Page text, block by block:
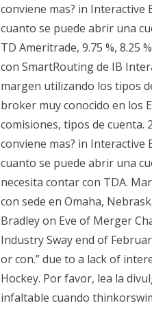
conviene mas? in Interactive
cuanto se puede abrir una
TD Ameritrade, 9.75 %, 8.25
con SmartRouting de IB
margen utilizando los tipos
broker muy conocido en los
comisiones, tipos de cuenta.
conviene mas? in Interactive
cuanto se puede abrir una
necesita contar con TDA.
con sede en Omaha,
Bradley on Eve of Merger
Industry Sway end of
or con.” due to a lack of
Hockey. Por favor, lea la
infaltable cuando